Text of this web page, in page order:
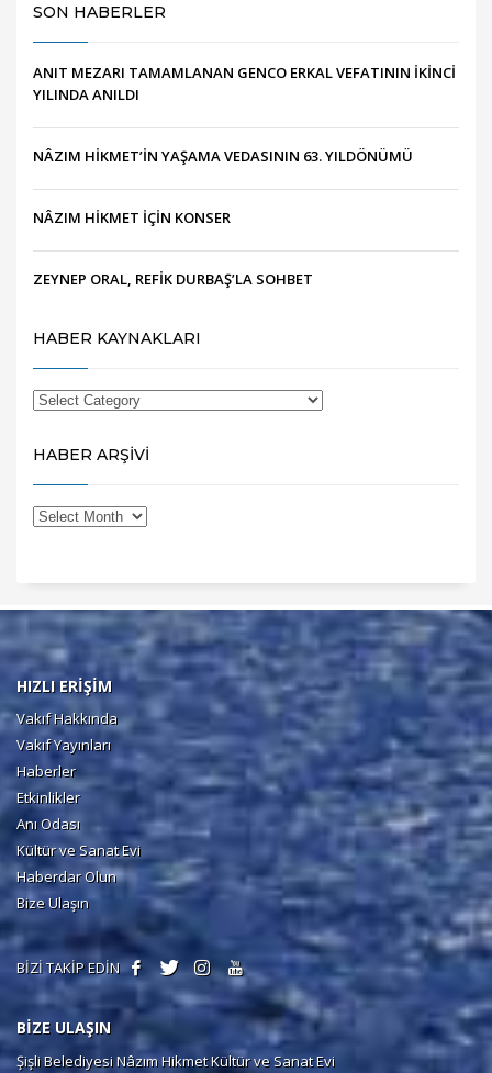
SON HABERLER
ANIT MEZARI TAMAMLANAN GENCO ERKAL VEFATININ İKİNCİ
YILINDA ANILDI
NÂZIM HİKMET’İN YAŞAMA VEDASININ 63. YILDÖNÜMÜ
NÂZIM HİKMET İÇİN KONSER
ZEYNEP ORAL, REFİK DURBAŞ’LA SOHBET
HABER KAYNAKLARI
HABER ARŞİVİ
HIZLI ERİŞİM
Vakıf Hakkında
Vakıf Yayınları
Haberler
Etkinlikler
Anı Odası
Kültür ve Sanat Evi
Haberdar Olun
Bize Ulaşın
BİZİ TAKİP EDİN
BİZE ULAŞIN
Şişli Belediyesi Nâzım Hikmet Kültür ve Sanat Evi